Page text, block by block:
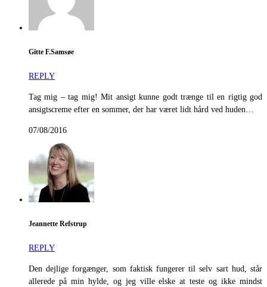
Gitte F.Samsøe
REPLY
Tag mig – tag mig! Mit ansigt kunne godt trænge til en rigtig god
ansigtscreme efter en sommer, der har været lidt hård ved huden…
07/08/2016
Jeannette Refstrup
REPLY
Den dejlige forgænger, som faktisk fungerer til selv sart hud, står
allerede på min hylde, og jeg ville elske at teste og ikke mindst